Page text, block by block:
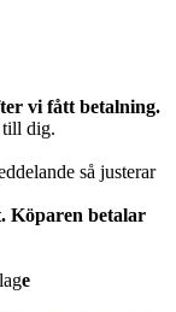
vi fått betalning.
till dig.
så justerar
Köparen betalar
e